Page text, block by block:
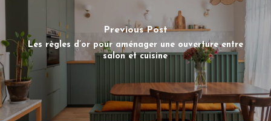
Previous Post
Les règles d’or pour aménager une ouverture entre
salon et cuisine